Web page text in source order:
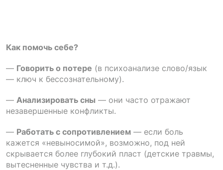
Как помочь себе?
— Говорить о потере (в психоанализе слово/язык
— ключ к бессознательному).
— Анализировать сны — они часто отражают
незавершенные конфликты.
— Работать с сопротивлением — если боль
кажется «невыносимой», возможно, под ней
скрывается более глубокий пласт (детские травмы,
вытесненные чувства и т.д.).